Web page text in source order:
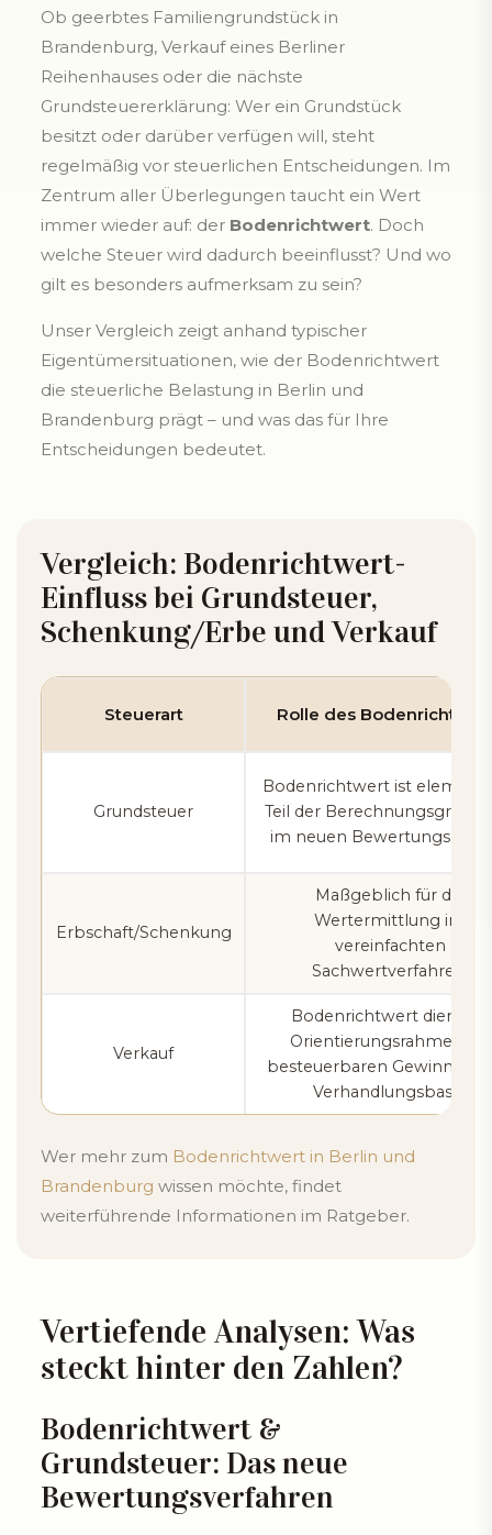
Ob geerbtes Familiengrundstück in
Brandenburg, Verkauf eines Berliner
Reihenhauses oder die nächste
Grundsteuererklärung: Wer ein Grundstück
besitzt oder darüber verfügen will, steht
regelmäßig vor steuerlichen Entscheidungen. Im
Zentrum aller Überlegungen taucht ein Wert
immer wieder auf: der Bodenrichtwert. Doch
welche Steuer wird dadurch beeinflusst? Und wo
gilt es besonders aufmerksam zu sein?
Unser Vergleich zeigt anhand typischer
Eigentümersituationen, wie der Bodenrichtwert
die steuerliche Belastung in Berlin und
Brandenburg prägt – und was das für Ihre
Entscheidungen bedeutet.
Vergleich: Bodenrichtwert-
Einfluss bei Grundsteuer,
Schenkung/Erbe und Verkauf
Steuerart Rolle des
Grundsteuer
Bodenrichtwert ist
Teil der
im neuen
Erbschaft/Schenkung
Maßgeblich für die
Wertermittlung im
vereinfachten
Sachwertverfahren.
Verkauf
Bodenrichtwert dient als
Orientierungsrahmen für
besteuerbaren Gewinn und
Verhandlungsbasis.
Wer mehr zum Bodenrichtwert in Berlin und
Brandenburg wissen möchte, findet
weiterführende Informationen im Ratgeber.
Vertiefende Analysen: Was
steckt hinter den Zahlen?
Bodenrichtwert &
Grundsteuer: Das neue
Bewertungsverfahren